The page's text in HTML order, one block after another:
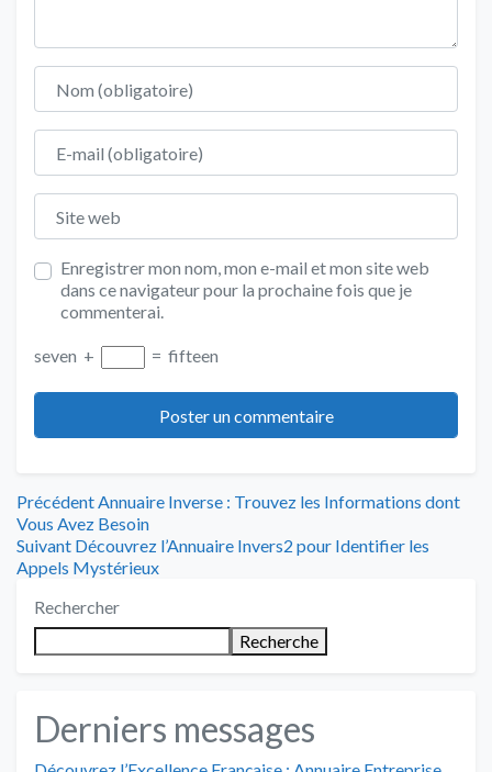
Nom
E-mail
Site web
Enregistrer mon nom, mon e-mail et mon site web
dans ce navigateur pour la prochaine fois que je
commenterai.
seven + = fifteen
Navigation
de
l’article
Précédent Article
précédent
:
Annuaire Inverse : Trouvez les Informations dont
Vous Avez Besoin
Suivant Article
suivant
Découvrez l’Annuaire Invers2 pour Identifier les
Appels Mystérieux
Rechercher
Recherche
Derniers messages